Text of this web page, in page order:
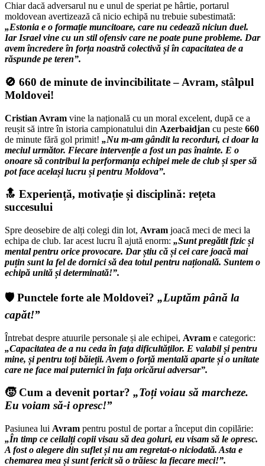
Chiar dacă adversarul nu e unul de speriat pe hârtie, portarul
moldovean avertizează că nicio echipă nu trebuie subestimată:
„Estonia e o formație muncitoare, care nu cedează niciun duel.
Iar Israel vine cu un stil ofensiv care ne poate pune probleme. Dar
avem încredere în forța noastră colectivă și în capacitatea de a
răspunde pe teren”.
🚫 660 de minute de invincibilitate – Avram, stâlpul
Moldovei!
Cristian Avram vine la națională cu un moral excelent, după ce a
reușit să intre în istoria campionatului din Azerbaidjan cu peste 660
de minute fără gol primit! „Nu m-am gândit la recorduri, ci doar la
meciul următor. Fiecare intervenție a fost un pas înainte. E o
onoare să contribui la performanța echipei mele de club și sper să
pot face același lucru și pentru Moldova”.
🔝 Experiență, motivație și disciplină: rețeta
succesului
Spre deosebire de alți colegi din lot, Avram joacă meci de meci la
echipa de club. Iar acest lucru îl ajută enorm: „Sunt pregătit fizic și
mental pentru orice provocare. Dar știu că și cei care joacă mai
puțin sunt la fel de dornici să dea totul pentru națională. Suntem o
echipă unită și determinată!”.
🛡️ Punctele forte ale Moldovei? „Luptăm până la
capăt!”
Întrebat despre atuurile personale și ale echipei, Avram e categoric:
„Capacitatea de a nu ceda în fața dificultăților. E valabil și pentru
mine, și pentru toți băieții. Avem o forță mentală aparte și o unitate
care ne face mai puternici în fața oricărui adversar”.
🧒 Cum a devenit portar? „Toți voiau să marcheze.
Eu voiam să-i opresc!”
Pasiunea lui Avram pentru postul de portar a început din copilărie:
„În timp ce ceilalți copii visau să dea goluri, eu visam să le opresc.
A fost o alegere din suflet și nu am regretat-o niciodată. Asta e
chemarea mea și sunt fericit să o trăiesc la fiecare meci!”.